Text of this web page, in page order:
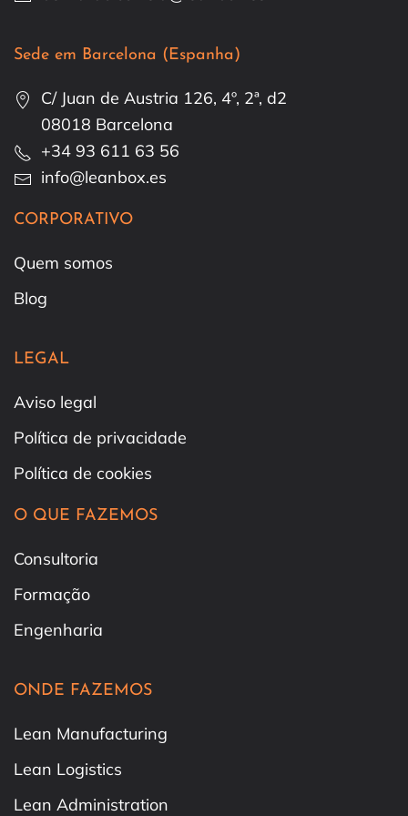
Sede em Barcelona (Espanha)
C/ Juan de Austria 126, 4º, 2ª, d2
08018 Barcelona
+34 93 611 63 56
info@leanbox.es
CORPORATIVO
Quem somos
Blog
LEGAL
Aviso legal
Política de privacidade
Política de cookies
O QUE FAZEMOS
Consultoria
Formação
Engenharia
ONDE FAZEMOS
Lean Manufacturing
Lean Logistics
Lean Administration